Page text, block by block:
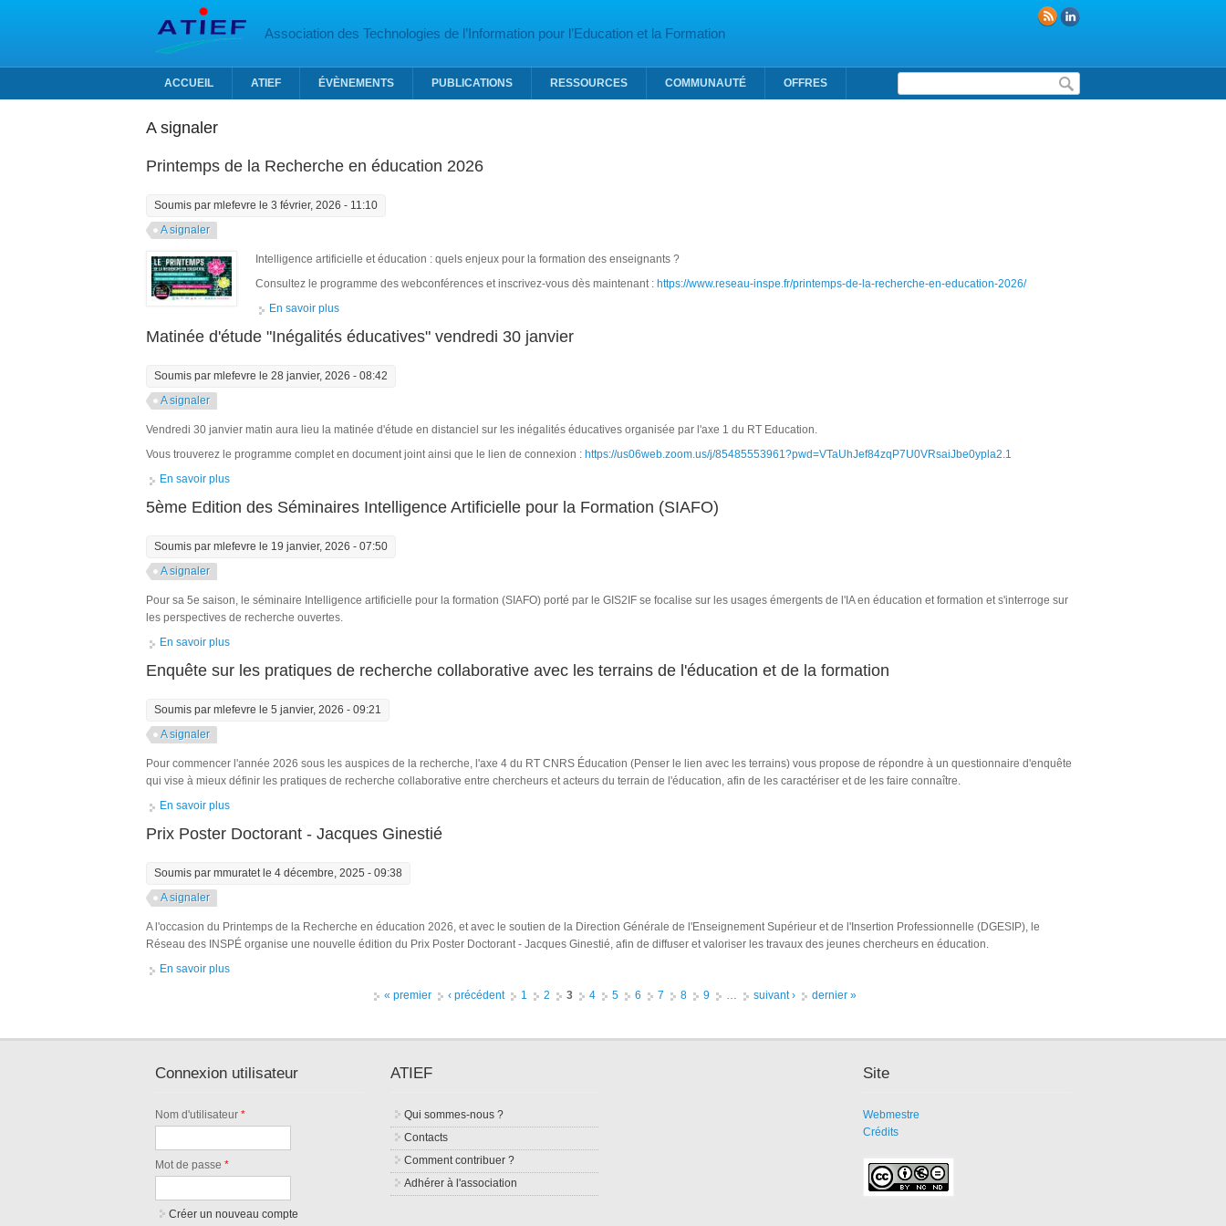
Association des Technologies de l’Information pour l’Education et la Formation
Formulaire de recherche
ACCUEIL ATIEF ÉVÈNEMENTS PUBLICATIONS RESSOURCES COMMUNAUTÉ OFFRES
A signaler
Printemps de la Recherche en éducation 2026
Soumis par mlefevre le 3 février, 2026 - 11:10
A signaler
Intelligence artificielle et éducation : quels enjeux pour la formation des enseignants ?
Consultez le programme des webconférences et inscrivez-vous dès maintenant : https://www.reseau-inspe.fr/printemps-de-la-recherche-en-education-2026/
En savoir plus
Matinée d'étude "Inégalités éducatives" vendredi 30 janvier
Soumis par mlefevre le 28 janvier, 2026 - 08:42
A signaler
Vendredi 30 janvier matin aura lieu la matinée d'étude en distanciel sur les inégalités éducatives organisée par l'axe 1 du RT Education.
Vous trouverez le programme complet en document joint ainsi que le lien de connexion : https://us06web.zoom.us/j/85485553961?pwd=VTaUhJef84zqP7U0VRsaiJbe0ypla2.1
En savoir plus
5ème Edition des Séminaires Intelligence Artificielle pour la Formation (SIAFO)
Soumis par mlefevre le 19 janvier, 2026 - 07:50
A signaler
Pour sa 5e saison, le séminaire Intelligence artificielle pour la formation (SIAFO) porté par le GIS2IF se focalise sur les usages émergents de l'IA en éducation et formation et s'interroge sur
les perspectives de recherche ouvertes.
En savoir plus
Enquête sur les pratiques de recherche collaborative avec les terrains de l'éducation et de la formation
Soumis par mlefevre le 5 janvier, 2026 - 09:21
A signaler
Pour commencer l'année 2026 sous les auspices de la recherche, l'axe 4 du RT CNRS Éducation (Penser le lien avec les terrains) vous propose de répondre à un questionnaire d'enquête
qui vise à mieux définir les pratiques de recherche collaborative entre chercheurs et acteurs du terrain de l'éducation, afin de les caractériser et de les faire connaître.
En savoir plus
Prix Poster Doctorant - Jacques Ginestié
Soumis par mmuratetle 4 décembre, 2025 - 09:38
A signaler
A l'occasion du Printemps de la Recherche en éducation 2026, et avec le soutien de la Direction Générale de l'Enseignement Supérieur et de l'Insertion Professionnelle (DGESIP), le
Réseau des INSPÉ organise une nouvelle édition du Prix Poster Doctorant - Jacques Ginestié, afin de diffuser et valoriser les travaux des jeunes chercheurs en éducation.
En savoir plus
« premier ‹ précédent 1 2 3 4 5 6 7 8 9 … suivant › dernier »
Connexion utilisateur
Nom d'utilisateur*
Mot de passe*
Créer un nouveau compte
ATIEF
Qui sommes-nous ?
Contacts
Comment contribuer ?
Adhérer à l'association
Site
Webmestre
Crédits